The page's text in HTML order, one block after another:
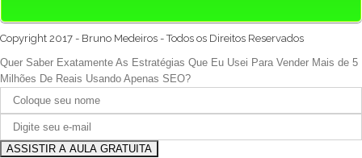
Copyright 2017 - Bruno Medeiros - Todos os Direitos Reservados
Quer Saber Exatamente As Estratégias Que Eu Usei Para Vender Mais de 5
Milhões De Reais Usando Apenas SEO?